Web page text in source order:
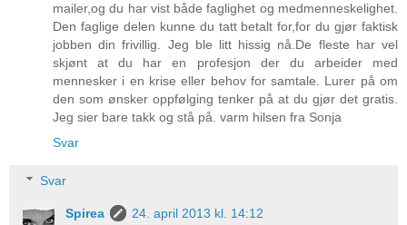
mailer,og du har vist både faglighet og medmenneskelighet.
Den faglige delen kunne du tatt betalt for,for du gjør faktisk
jobben din frivillig. Jeg ble litt hissig nå.De fleste har vel
skjønt at du har en profesjon der du arbeider med
mennesker i en krise eller behov for samtale. Lurer på om
den som ønsker oppfølging tenker på at du gjør det gratis.
Jeg sier bare takk og stå på. varm hilsen fra Sonja
Svar
Svar
Spirea
24. april 2013 kl. 14:12